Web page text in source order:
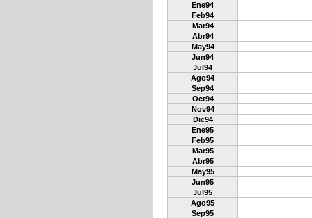
Ene94
Feb94
Mar94
Abr94
May94
Jun94
Jul94
Ago94
Sep94
Oct94
Nov94
Dic94
Ene95
Feb95
Mar95
Abr95
May95
Jun95
Jul95
Ago95
Sep95